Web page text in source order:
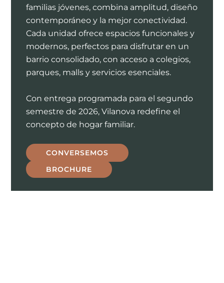
familias jóvenes, combina amplitud, diseño
contemporáneo y la mejor conectividad.
Cada unidad ofrece espacios funcionales y
modernos, perfectos para disfrutar en un
barrio consolidado, con acceso a colegios,
parques, malls y servicios esenciales.
Con entrega programada para el segundo
semestre de 2026, Vilanova redefine el
concepto de hogar familiar.
CONVERSEMOS
BROCHURE